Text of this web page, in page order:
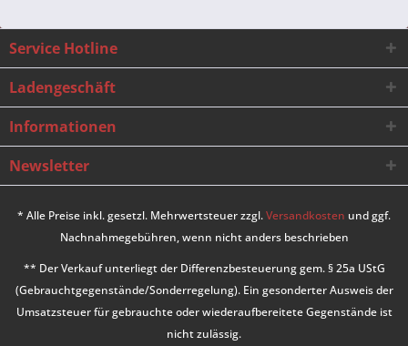
Service Hotline
Ladengeschäft
Informationen
Newsletter
* Alle Preise inkl. gesetzl. Mehrwertsteuer zzgl.Versandkosten und ggf.
Nachnahmegebühren, wenn nicht anders beschrieben
** Der Verkauf unterliegt der Differenzbesteuerung gem. § 25a UStG
(Gebrauchtgegenstände/Sonderregelung). Ein gesonderter Ausweis der
Umsatzsteuer für gebrauchte oder wiederaufbereitete Gegenstände ist
nicht zulässig.